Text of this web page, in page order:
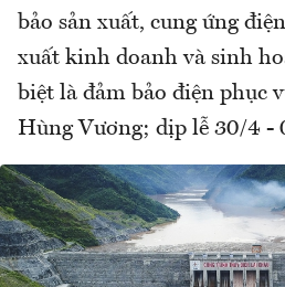
bảo sản xuất, cung ứng
xuất kinh doanh và sinh
biệt là đảm bảo điện phục
Hùng Vương; dịp lễ 30/4 -